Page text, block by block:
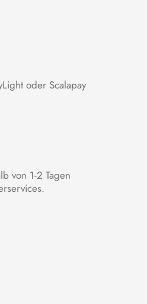
oder Scalapay
von 1-2 Tagen